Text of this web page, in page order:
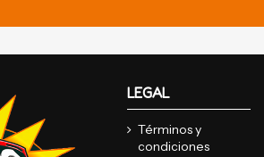
LEGAL
Términos y
condiciones